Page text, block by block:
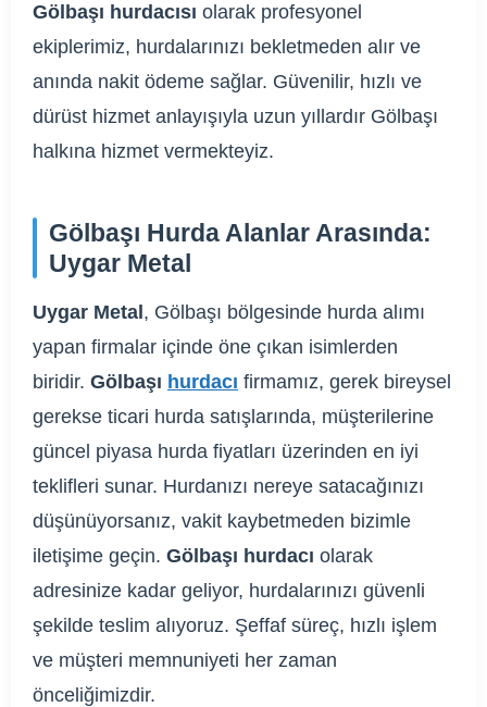
Gölbaşı hurdacısı olarak profesyonel
ekiplerimiz, hurdalarınızı bekletmeden alır ve
anında nakit ödeme sağlar. Güvenilir, hızlı ve
dürüst hizmet anlayışıyla uzun yıllardır Gölbaşı
halkına hizmet vermekteyiz.
Gölbaşı Hurda Alanlar Arasında:
Uygar Metal
Uygar Metal , Gölbaşı bölgesinde hurda alımı
yapan firmalar içinde öne çıkan isimlerden
biridir. Gölbaşı hurdacı firmamız, gerek bireysel
gerekse ticari hurda satışlarında, müşterilerine
güncel piyasa hurda fiyatları üzerinden en iyi
teklifleri sunar. Hurdanızı nereye satacağınızı
düşünüyorsanız, vakit kaybetmeden bizimle
iletişime geçin. Gölbaşı hurdacı olarak
adresinize kadar geliyor, hurdalarınızı güvenli
şekilde teslim alıyoruz. Şeffaf süreç, hızlı işlem
ve müşteri memnuniyeti her zaman
önceliğimizdir.